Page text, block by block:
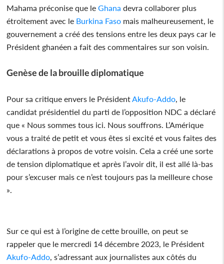
Mahama préconise que leGhana devra collaborer plus
étroitement avec le Burkina Faso mais malheureusement, le
gouvernement a créé des tensions entre les deux pays car le
Président ghanéen a fait des commentaires sur son voisin.
Genèse de la brouille diplomatique
Pour sa critique envers le PrésidentAkufo-Addo, le
candidat présidentiel du parti de l’opposition NDC a déclaré
que « Nous sommes tous ici. Nous souffrons. L’Amérique
vous a traité de petit et vous êtes si excité et vous faites des
déclarations à propos de votre voisin. Cela a créé une sorte
de tension diplomatique et après l’avoir dit, il est allé là-bas
pour s’excuser mais ce n’est toujours pas la meilleure chose
».
Sur ce qui est à l’origine de cette brouille, on peut se
rappeler que le mercredi 14 décembre 2023, le Président
Akufo-Addo, s’adressant aux journalistes aux côtés du